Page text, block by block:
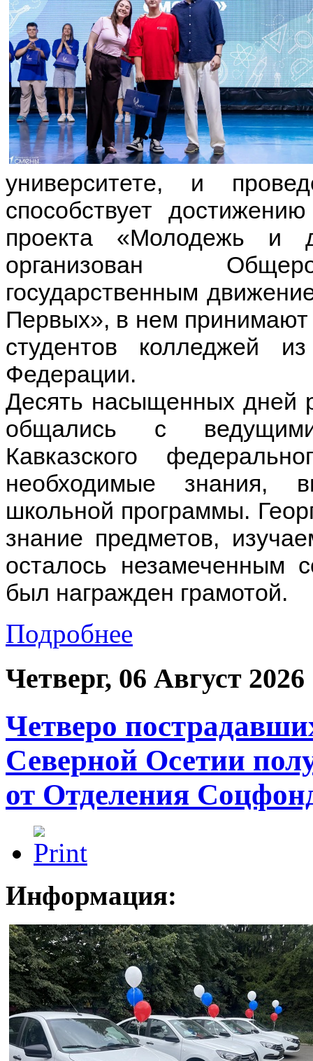
университете, и
способствует
проекта «Молодежь и
организован
государственным
Первых», в нем принимают
студентов колледжей
Федерации.
Десять насыщенных дней
общались с
Кавказского
необходимые знания,
школьной программы.
знание предметов,
осталось незамеченным
был награжден грамотой.
Подробнее
Четверг, 06 Август 2026
Четверо
Северной Осетии
от Отделения
Информация: